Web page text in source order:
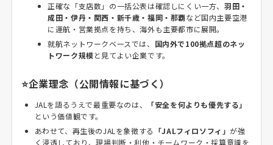
正確な「支店数」の一括公表は確認しにくい一方、 羽田・
成田・伊丹・関西・新千歳・福岡・那覇など国内主要空港
に運航・営業拠点を持ち、海外も主要都市に展開。
就航ネットワークベースでは、 国内外で100拠点超のネッ
トワーク規模と見てよい企業です。
⭐企業理念（公開情報に基づく）
JALを語るうえで最重要なのは、
「安全を何よりも優先する」
という価値観です。
あわせて、再生後のJALを象徴する 「JALフィロソフィ」が強
く浸透しており、現場判断・利他・チームワーク・採算意識を